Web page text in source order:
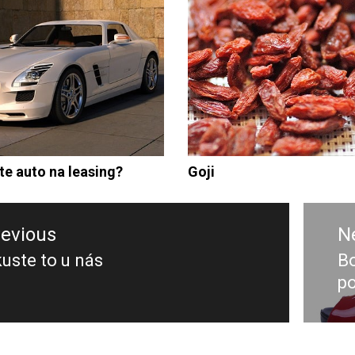
auto na leasing? Goji
to u nás